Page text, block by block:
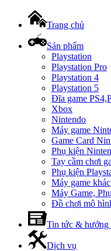
Trang chủ
Sản phẩm
Playstation
Playstation Pro
Playstation 4
Playstation 5
Đĩa game
Xbox
Nintendo
Máy game
Game Card
Phụ kiện
Tay cầm chơi
Phụ kiện
Máy game khác
Máy Game,
Đồ chơi mô
Tin tức & hướng
Dịch vụ